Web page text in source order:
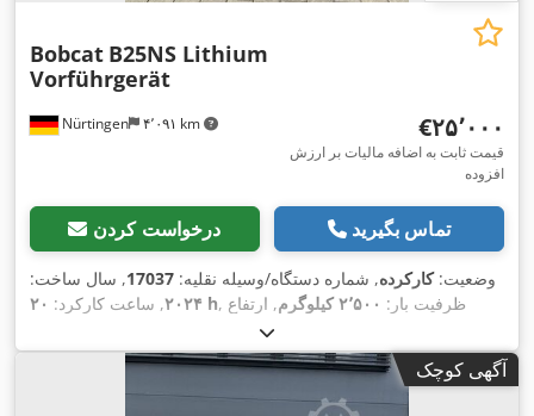
Nürtingen ۴٬۰۹۱ km
Bobcat B25NS Lithium
Vorführgerät
‎€۲۵٬۰۰۰
قیمت ثابت به اضافه مالیات بر ارزش
افزوده
درخواست کردن تماس بگیرید
وضعیت:کارکرده, شماره دستگاه/وسیله نقلیه: 17037, سال ساخت:
۲۰۲۴, ساعت کارکرد: ۲۰ h , ظرفیت بار: ۲٬۵۰۰ کیلوگرم
, ارتفاع
, برداشت آزاد:
بار:۵۰۰ میلی‌متر , نوع سوخت:برقی, نوع دکل:تریپلکس, ارتفاع
سازه:۲٬۱۸۰ میلی‌متر ۴۸ V , طول شاخک‌ها:۱٬۲۰۰
میلی‌متر , اندازه لاستیک جلو: 23X9-10 , سایز تایر عقب:
آگهی کوچک